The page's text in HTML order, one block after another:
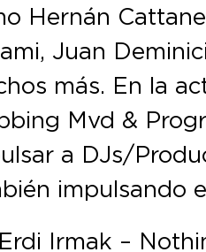
Hernán
Juan
más. En la
Mvd &
a DJs/
impulsando
Irmak –